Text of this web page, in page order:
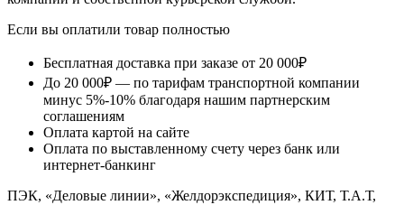
Если вы оплатили товар полностью
Бесплатная доставка при заказе от 20 000₽
До 20 000₽ — по тарифам транспортной компании
минус 5%-10% благодаря нашим партнерским
соглашениям
Оплата картой на сайте
Оплата по выставленному счету через банк или
интернет-банкинг
ПЭК, «Деловые линии», «Желдорэкспедиция», КИТ, Т.А.Т,